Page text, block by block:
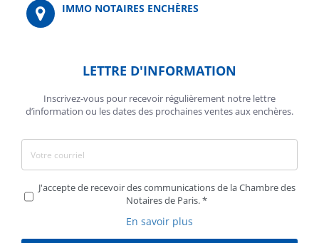
IMMO NOTAIRES ENCHÈRES
LETTRE D'INFORMATION
Inscrivez-vous pour recevoir régulièrement notre lettre
d’information ou les dates des prochaines ventes aux enchères.
J'accepte de recevoir des communications de la Chambre des
Notaires de Paris.
En savoir plus